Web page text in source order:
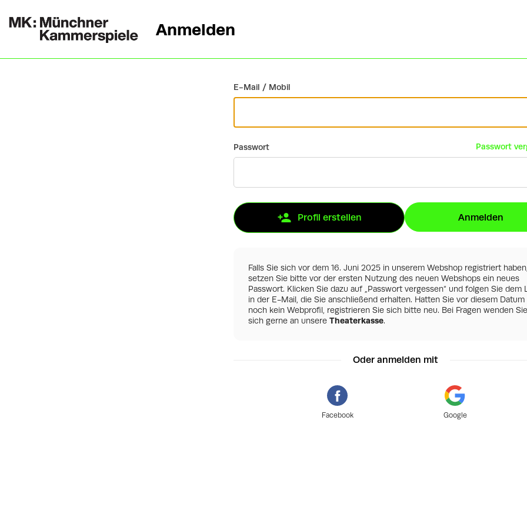
Zurück
Anmelden
E-Mail / Mobil
Passwort Passwort
Profil erstellen Anmelden
Falls Sie sich vor dem 16. Juni 2025 in unserem Webshop registriert haben,
setzen Sie bitte vor der ersten Nutzung des neuen Webshops ein neues
Passwort. Klicken Sie dazu auf „Passwort vergessen“ und folgen Sie dem
in der E-Mail, die Sie anschließend erhalten. Hatten Sie vor diesem Datum
noch kein Webprofil, registrieren Sie sich bitte neu. Bei Fragen wenden Sie
sich gerne an unsere Theaterkasse.
Oder anmelden mit
Facebook Google